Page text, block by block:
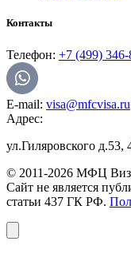
Контакты
Телефон: +7 (499) 346-
E-mail: visa@mfcvisa.ru
Адрес:
ул.Гиляровского д.53,
© 2011-2026 МФЦ
Сайт не является
статьи 437 ГК РФ.